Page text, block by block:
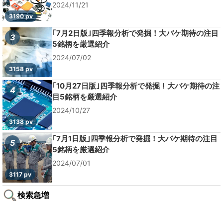
3190 pv
2024/11/21
3
3158 pv
｢7月2日版｣四季報分析で発掘！大バケ期待の注目
5銘柄を厳選紹介
2024/07/02
4
3138 pv
｢10月27日版｣四季報分析で発掘！大バケ期待の注
目5銘柄を厳選紹介
2024/10/27
5
3117 pv
｢7月1日版｣四季報分析で発掘！大バケ期待の注目
5銘柄を厳選紹介
2024/07/01
検索急増